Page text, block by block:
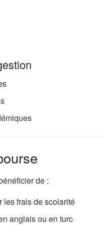
de :
les frais de scolarité
anglais ou en turc